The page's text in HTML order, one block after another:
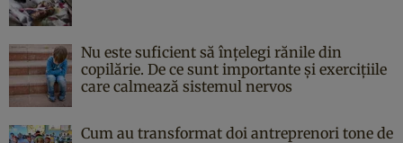
Nu este suficient să înțelegi rănile din
copilărie. De ce sunt importante și exercițiile
care calmează sistemul nervos
Cum au transformat doi antreprenori tone de